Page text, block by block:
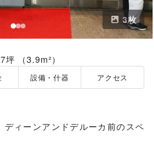
3枚
坪 （3.9m²）
設備・什器 アクセス
ィーンアンドデルーカ前のスペ